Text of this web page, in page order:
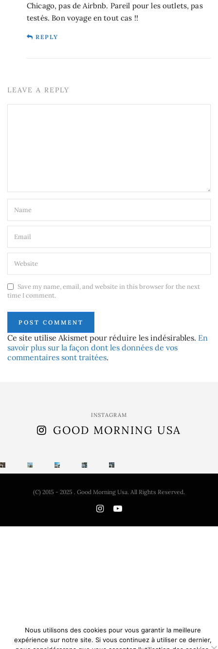
Chicago, pas de Airbnb. Pareil pour les outlets, pas
testés. Bon voyage en tout cas !!
REPLY
LEAVE A REPLY
Save my name, email, and website in this browser for the next
time I comment.
Ce site utilise Akismet pour réduire les indésirables. En
savoir plus sur la façon dont les données de vos
commentaires sont traitées.
INSTAGRAM
GOOD MORNING USA
(C) 2015 - 2025 . Good Morning Usa. All Rights Reserved.
Nous utilisons des cookies pour vous garantir la meilleure
expérience sur notre site. Si vous continuez à utiliser ce dernier,